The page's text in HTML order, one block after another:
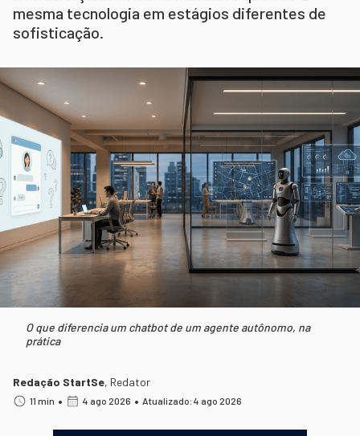
mesma tecnologia em estágios diferentes de
sofisticação.
O que diferencia um chatbot de um agente autônomo, na
prática
Redação StartSe, Redator
11 min • 4 ago 2026 • Atualizado: 4 ago 2026